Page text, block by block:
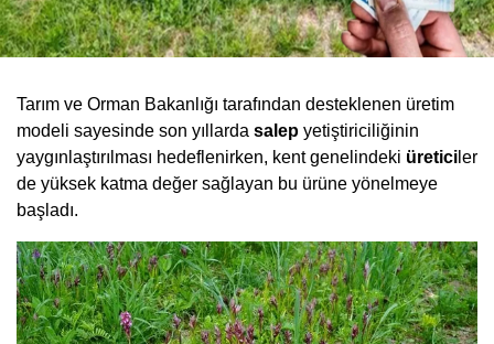
Tarım ve Orman Bakanlığı tarafından desteklenen üretim
modeli sayesinde son yıllarda salep yetiştiriciliğinin
yaygınlaştırılması hedeflenirken, kent genelindeki üretici ler
de yüksek katma değer sağlayan bu ürüne yönelmeye
başladı.